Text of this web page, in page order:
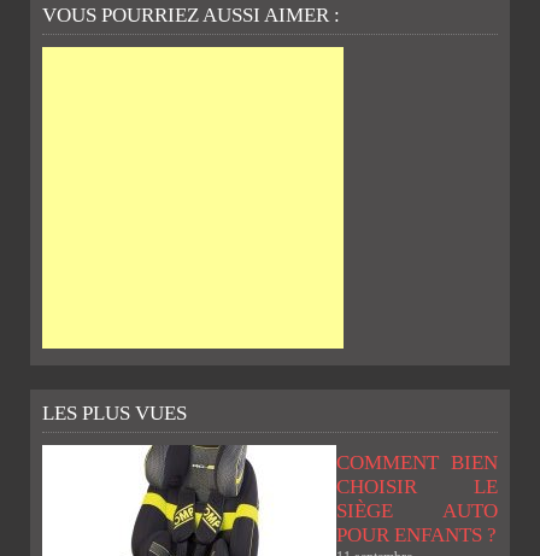
VOUS POURRIEZ AUSSI AIMER :
LES PLUS VUES
COMMENT BIEN
CHOISIR LE
SIÈGE AUTO
POUR ENFANTS ?